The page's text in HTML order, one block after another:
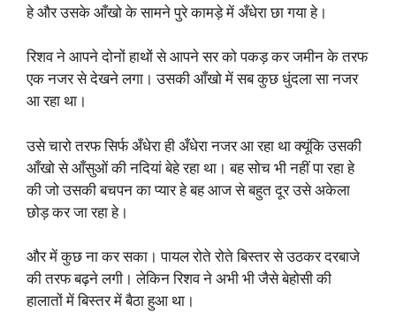
हे और उसके आँखो के सामने पुरे कामड़े में अँधेरा छा गया हे।
रिशव ने आपने दोनों हाथों से आपने सर को पकड़ कर जमीन के तरफ
एक नजर से देखने लगा। उसकी आँखो में सब कुछ धुंदला सा नजर
आ रहा था।
उसे चारो तरफ सिर्फ अँधेरा ही अँधेरा नजर आ रहा था क्यूंकि उसकी
आँखो से आँसुओं की नदियां बेहे रहा था। बह सोच भी नहीं पा रहा हे
की जो उसकी बचपन का प्यार हे बह आज से बहुत दूर उसे अकेला
छोड़ कर जा रहा हे।
और में कुछ ना कर सका। पायल रोते रोते बिस्तर से उठकर दरबाजे
की तरफ बढ़ने लगी। लेकिन रिशव ने अभी भी जैसे बेहोसी की
हालातों में बिस्तर में बैठा हुआ था।